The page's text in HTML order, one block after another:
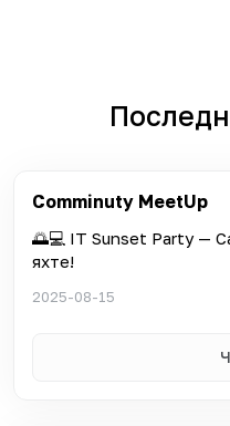
Comminuty MeetUp
🌅💻 IT Sunset Party —
яхте!
2025-08-15